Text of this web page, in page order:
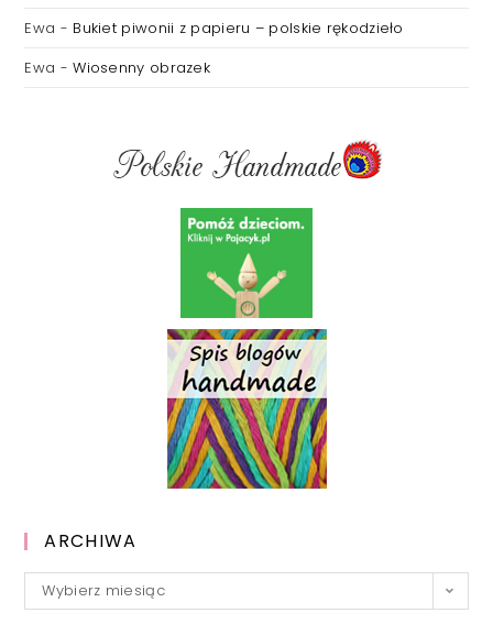
Ewa - Bukiet piwonii z papieru – polskie rękodzieło
Ewa -Wiosenny obrazek
ARCHIWA
Archiwa
Wybierz miesiąc